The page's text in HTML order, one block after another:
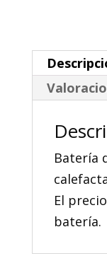
Batería
El
batería.